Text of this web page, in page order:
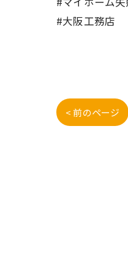
#大阪工務店
< 前のページ